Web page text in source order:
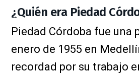
¿Quién era Piedad
Piedad Córdoba fue una
enero de 1955 en
recordad por su trabajo